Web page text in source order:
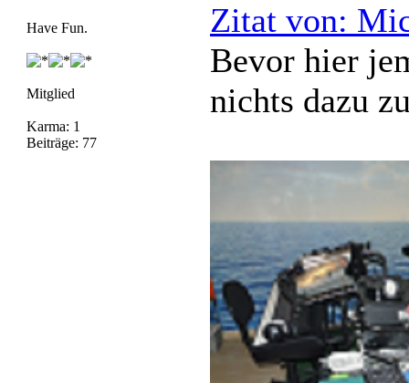
Have Fun.
Mitglied
Karma: 1
Beiträge: 77
Zitat von:
Bevor hier
nichts dazu